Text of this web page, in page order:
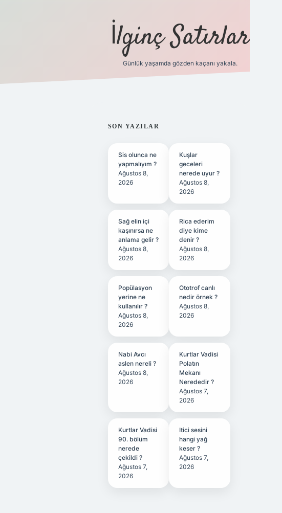
İlginç Satırlar
Günlük yaşamda gözden kaçanı yakala.
SIDEBAR
SON YAZILAR
Sis olunca ne
yapmalıyım ?
Ağustos 8,
2026
Kuşlar
geceleri
nerede uyur ?
Ağustos 8,
2026
Sağ elin içi
kaşınırsa ne
anlama gelir ?
Ağustos 8,
2026
Rica ederim
diye kime
denir ?
Ağustos 8,
2026
Popülasyon
yerine ne
kullanılır ?
Ağustos 8,
2026
Ototrof canlı
nedir örnek ?
Ağustos 8,
2026
Nabi Avcı
aslen nereli ?
Ağustos 8,
2026
Kurtlar Vadisi
Polatın
Mekanı
Nerededir ?
Ağustos 7,
2026
Kurtlar Vadisi
90. bölüm
nerede
çekildi ?
Ağustos 7,
2026
Itici sesini
hangi yağ
keser ?
Ağustos 7,
2026